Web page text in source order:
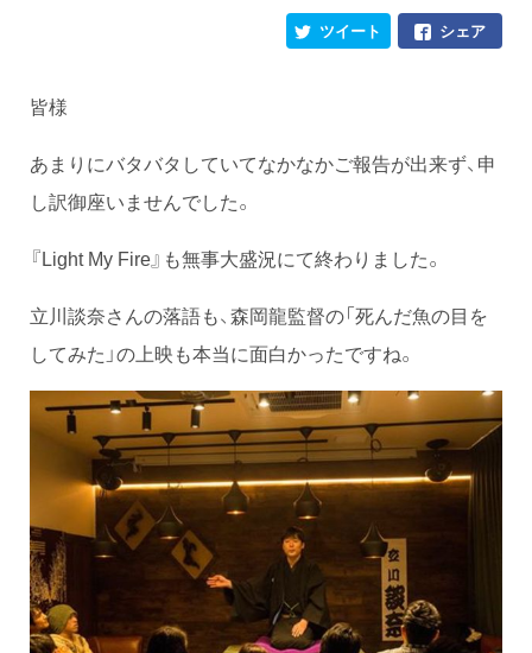
シェア
ツイート
皆様
あまりにバタバタしていてなかなかご報告が出来ず、申
し訳御座いませんでした。
『Light My Fire』も無事大盛況にて終わりました。
立川談奈さんの落語も、森岡龍監督の「死んだ魚の目を
してみた」の上映も本当に面白かったですね。